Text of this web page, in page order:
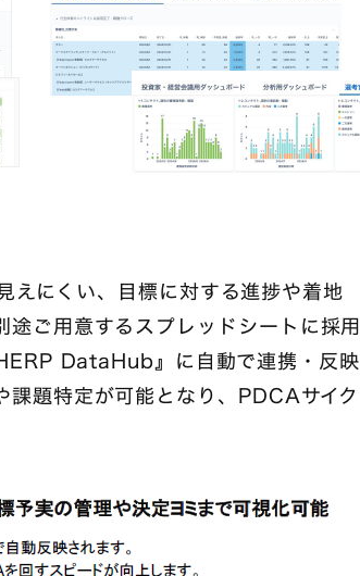
にくい、目標に対する進捗や着地
ご用意するスプレッドシートに採用
DataHub』に自動で連携・反映
題特定が可能となり、PDCAサイク